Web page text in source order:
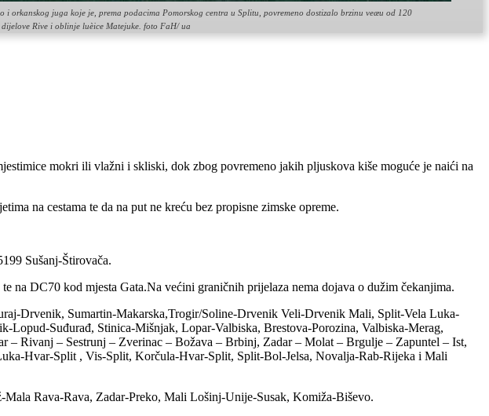
juga koje je, prema podacima Pomorskog centra u Splitu, povremeno dostizalo brzinu veæu od 120
Rive i oblinje luèice Matejuke. foto FaH/ ua
mokri ili vlažni i skliski, dok zbog povremeno jakih pljuskova kiše moguće je naići na
na cestama te da na put ne kreću bez propisne zimske opreme.
Sušanj-Štirovača.
na DC70 kod mjesta Gata.Na većini graničnih prijelaza nema dojava o dužim čekanjima.
Drvenik, Sumartin-Makarska,Trogir/Soline-Drvenik Veli-Drvenik Mali, Split-Vela Luka-
Suđurađ, Stinica-Mišnjak, Lopar-Valbiska, Brestova-Porozina, Valbiska-Merag,
Rivanj – Sestrunj – Zverinac – Božava – Brbinj, Zadar – Molat – Brgulje – Zapuntel – Ist,
Hvar-Split , Vis-Split, Korčula-Hvar-Split, Split-Bol-Jelsa, Novalja-Rab-Rijeka i Mali
Rava-Rava, Zadar-Preko, Mali Lošinj-Unije-Susak, Komiža-Biševo.